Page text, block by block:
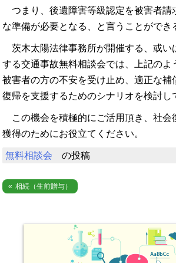
つまり、後遺障害等級認定を被害者請
な準備が必要となる、と言うことができ
茨木太陽法律事務所が開催する、或い
する交通事故無料相談会では、上記のよ
被害者の方の不安を受け止め、適正な補
復帰を支援するためのシナリオを検討し
この機会を積極的にご活用頂き、社会
獲得のためにお役立てください。
無料相談会 の投稿
投 相続（生前贈与）